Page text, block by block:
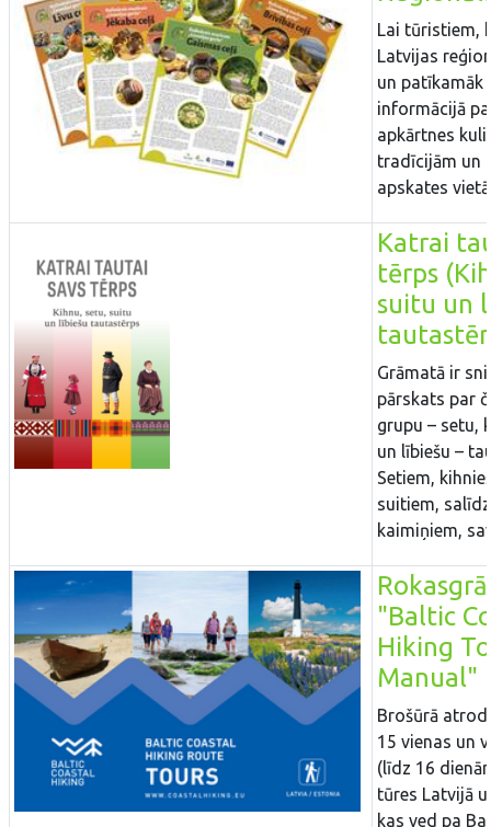
Lai tūristiem,
Latvijas
un patīkamāk
informācijā
apkārtnes
tradīcijām un
apskates
Katrai
tērps
suitu un
Grāmatā ir
pārskats par
grupu – setu,
un lībiešu –
Setiem,
suitiem,
kaimiņiem,
"Baltic
Hiking
Manual"
Brošūrā
15 vienas un
(līdz 16
tūres Latvijā
kas ved pa